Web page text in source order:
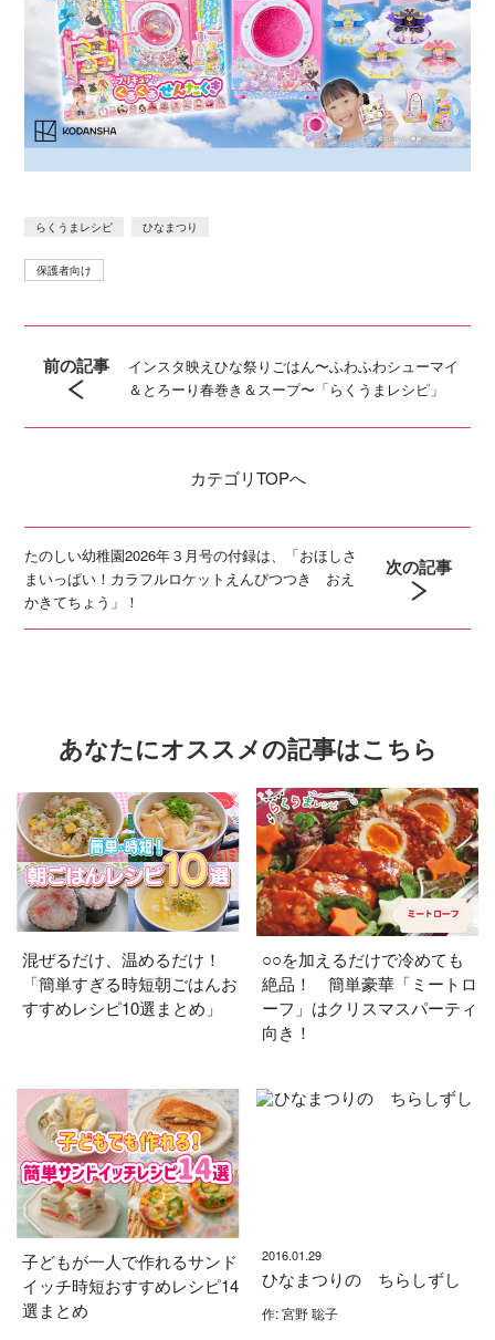
らくうまレシピ ひなまつり
保護者向け
前の記事
インスタ映えひな祭りごはん〜ふわふわシューマイ
＆とろーり春巻き＆スープ〜「らくうまレシピ」
カテゴリTOPへ
たのしい幼稚園2026年３月号の付録は、「おほしさ
まいっぱい！カラフルロケットえんぴつつき おえ
かきてちょう」！
次の記事
あなたにオススメの記事はこちら
混ぜるだけ、温めるだけ！
「簡単すぎる時短朝ごはんお
すすめレシピ10選まとめ」
○○を加えるだけで冷めても
絶品！ 簡単豪華「ミートロ
ーフ」はクリスマスパーティ
向き！
子どもが一人で作れるサンド
イッチ時短おすすめレシピ14
選まとめ
2016.01.29
ひなまつりの ちらしずし
作: 宮野 聡子